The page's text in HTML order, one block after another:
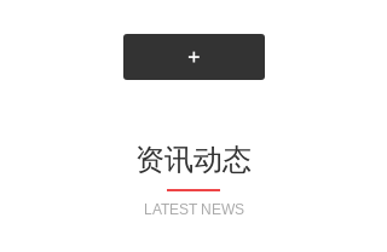
＋
资讯动态
LATEST NEWS